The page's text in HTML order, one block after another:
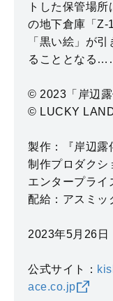
トした保管場
の地下倉庫「Z-
「黒い絵」が
ることとなる
© 2023「岸辺
© LUCKY
製作：『岸辺露
制作プロダクシ
エンタープラ
配給：アスミッ
2023年5月26日
公式サイト：
ace.co.jp